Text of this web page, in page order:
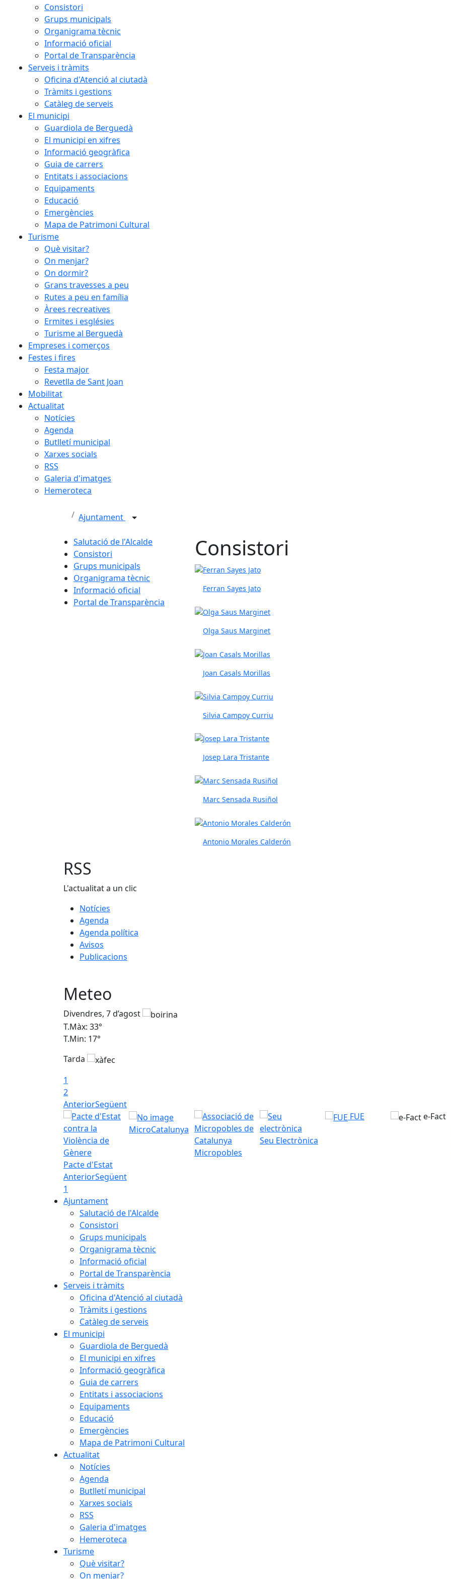
Consistori
Grups municipals
Organigrama tècnic
Informació oficial
Portal de Transparència
Serveis i tràmits
Oficina d'Atenció al ciutadà
Tràmits i gestions
Catàleg de serveis
El municipi
Guardiola de Berguedà
El municipi en xifres
Informació geogràfica
Guia de carrers
Entitats i associacions
Equipaments
Educació
Emergències
Mapa de Patrimoni Cultural
Turisme
Què visitar?
On menjar?
On dormir?
Grans travesses a peu
Rutes a peu en família
Àrees recreatives
Ermites i esglésies
Turisme al Berguedà
Empreses i comerços
Festes i fires
Festa major
Revetlla de Sant Joan
Mobilitat
Actualitat
Notícies
Agenda
Butlletí municipal
Xarxes socials
RSS
Galeria d'imatges
Hemeroteca
Ajuntament
Salutació de l'Alcalde
Consistori
Grups municipals
Organigrama tècnic
Informació oficial
Portal de Transparència
Consistori
Ferran Sayes Jato
Olga Saus Marginet
Joan Casals Morillas
Silvia Campoy Curriu
Josep Lara Tristante
Marc Sensada Rusiñol
Antonio Morales Calderón
RSS
L'actualitat a un clic
Notícies
Agenda
Agenda política
Avisos
Publicacions
Meteo
Divendres, 7 d’agost
T.Màx: 33°
T.Min: 17°
Tarda
1
2
AnteriorSegüent
Pacte d'Estat
MicroCatalunya
Micropobles
Seu Electrònica
FUE e-Fact
AnteriorSegüent
1
Ajuntament
Salutació de l'Alcalde
Consistori
Grups municipals
Organigrama tècnic
Informació oficial
Portal de Transparència
Serveis i tràmits
Oficina d'Atenció al ciutadà
Tràmits i gestions
Catàleg de serveis
El municipi
Guardiola de Berguedà
El municipi en xifres
Informació geogràfica
Guia de carrers
Entitats i associacions
Equipaments
Educació
Emergències
Mapa de Patrimoni Cultural
Actualitat
Notícies
Agenda
Butlletí municipal
Xarxes socials
RSS
Galeria d'imatges
Hemeroteca
Turisme
Què visitar?
On menjar?